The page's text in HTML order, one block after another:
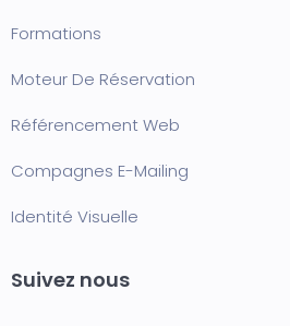
Formations
Moteur De Réservation
Référencement Web
Compagnes E-Mailing
Identité Visuelle
Suivez nous